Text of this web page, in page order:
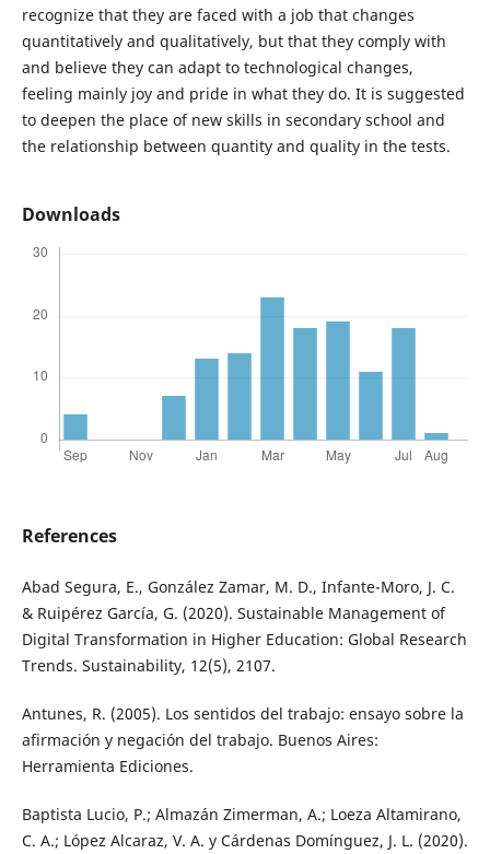
recognize that they are faced with a job that changes
quantitatively and qualitatively, but that they comply with
and believe they can adapt to technological changes,
feeling mainly joy and pride in what they do. It is suggested
to deepen the place of new skills in secondary school and
the relationship between quantity and quality in the tests.
Downloads
References
Abad Segura, E., González Zamar, M. D., Infante-Moro, J. C.
& Ruipérez García, G. (2020). Sustainable Management of
Digital Transformation in Higher Education: Global Research
Trends. Sustainability, 12(5), 2107.
Antunes, R. (2005). Los sentidos del trabajo: ensayo sobre la
afirmación y negación del trabajo. Buenos Aires:
Herramienta Ediciones.
Baptista Lucio, P.; Almazán Zimerman, A.; Loeza Altamirano,
C. A.; López Alcaraz, V. A. y Cárdenas Domínguez, J. L. (2020).